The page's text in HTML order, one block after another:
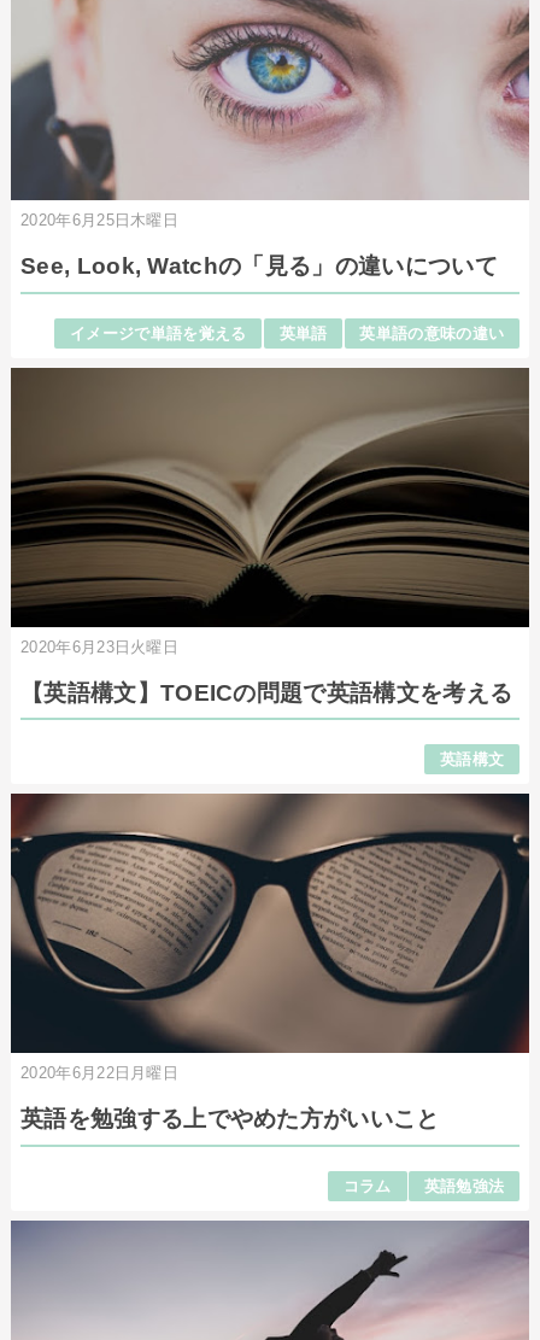
2020年6月25日木曜日
See, Look, Watchの「見る」の違いについて
イメージで単語を覚える 英単語 英単語の意味の違い
2020年6月23日火曜日
【英語構文】TOEICの問題で英語構文を考える
英語構文
2020年6月22日月曜日
英語を勉強する上でやめた方がいいこと
コラム 英語勉強法